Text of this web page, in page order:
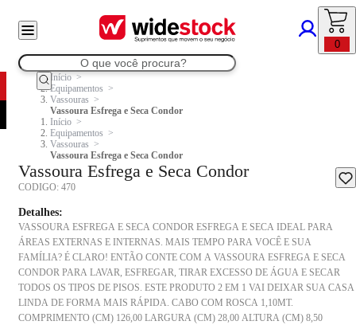
0
Início
Equipamentos
Vassouras
Vassoura Esfrega e Seca Condor
Início
Equipamentos
Vassouras
Vassoura Esfrega e Seca Condor
Vassoura Esfrega e Seca Condor
CODIGO: 470
Detalhes:
VASSOURA ESFREGA E SECA CONDOR ESFREGA E SECA IDEAL PARA
ÁREAS EXTERNAS E INTERNAS. MAIS TEMPO PARA VOCÊ E SUA
FAMÍLIA? É CLARO! ENTÃO CONTE COM A VASSOURA ESFREGA E SECA
CONDOR PARA LAVAR, ESFREGAR, TIRAR EXCESSO DE ÁGUA E SECAR
TODOS OS TIPOS DE PISOS. ESTE PRODUTO 2 EM 1 VAI DEIXAR SUA CASA
LINDA DE FORMA MAIS RÁPIDA. CABO COM ROSCA 1,10MT.
COMPRIMENTO (CM) 126,00 LARGURA (CM) 28,00 ALTURA (CM) 8,50